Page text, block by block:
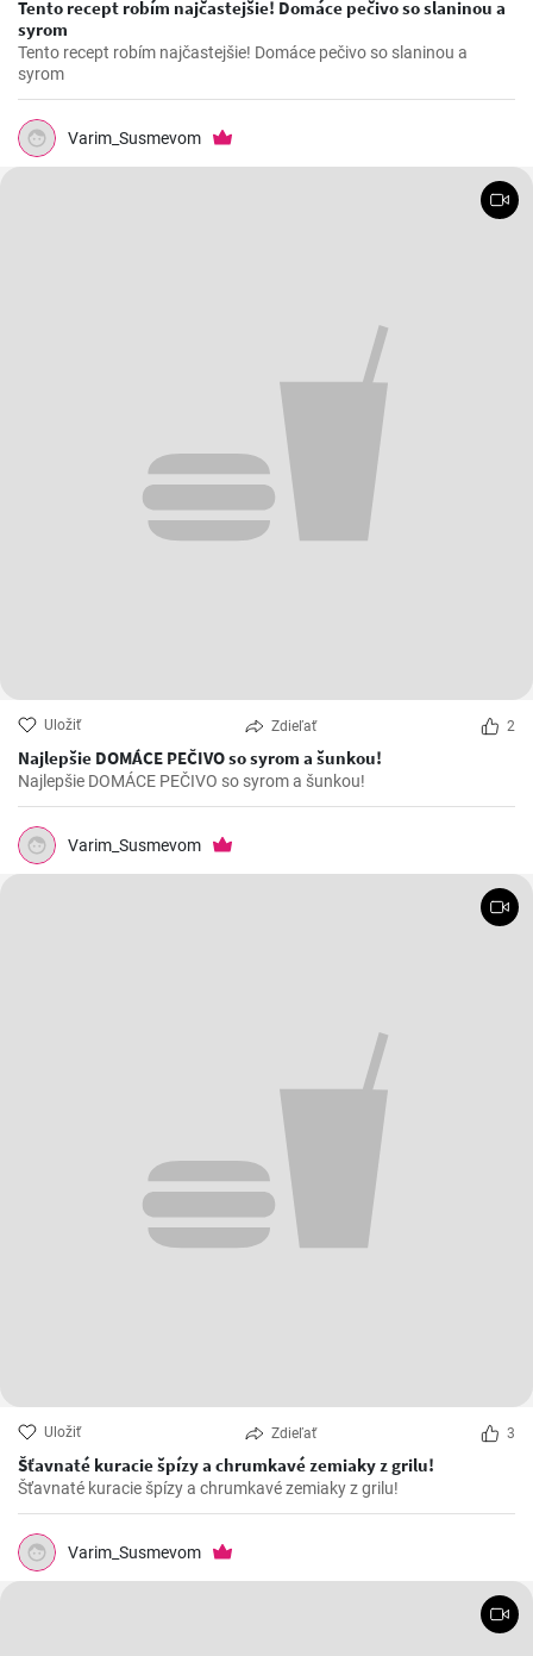
Tento recept robím najčastejšie! Domáce pečivo so slaninou a
syrom
Tento recept robím najčastejšie! Domáce pečivo so slaninou a
syrom
Varim_Susmevom
Uložiť Zdieľať 2
Najlepšie DOMÁCE PEČIVO so syrom a šunkou!
Najlepšie DOMÁCE PEČIVO so syrom a šunkou!
Varim_Susmevom
Uložiť Zdieľať 3
Šťavnaté kuracie špízy a chrumkavé zemiaky z grilu!
Šťavnaté kuracie špízy a chrumkavé zemiaky z grilu!
Varim_Susmevom